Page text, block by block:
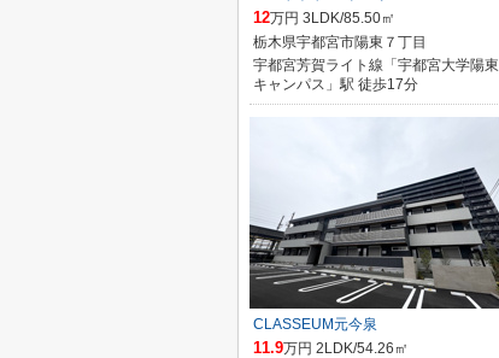
12万円 3LDK/85.50㎡
栃木県宇都宮市陽東７丁目
宇都宮芳賀ライト線「宇都宮大学陽東
キャンパス」駅 徒歩17分
CLASSEUM元今泉
11.9万円 2LDK/54.26㎡